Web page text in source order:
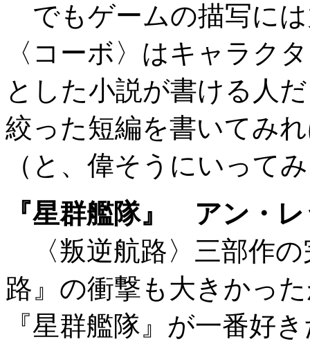
でもゲームの描写に
〈コーボ〉はキャラク
とした小説が書ける人
絞った短編を書いてみ
（と、偉そうにいって
『星群艦隊』 アン・
〈叛逆航路〉三部作の
路』の衝撃も大きかっ
『星群艦隊』が一番好